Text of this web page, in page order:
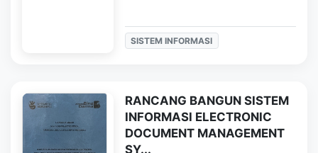
SISTEM INFORMASI
RANCANG BANGUN SISTEM
INFORMASI ELECTRONIC
DOCUMENT MANAGEMENT
SY...